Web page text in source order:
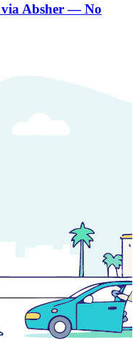
via Absher — No